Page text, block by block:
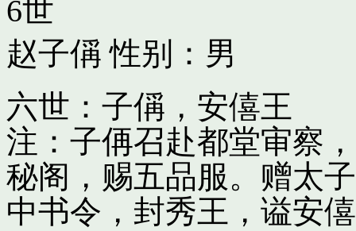
6世
赵子偁 性别：男
六世：子偁，安僖王
注：子侢召赴都堂审察
秘阁，赐五品服。赠太
中书令，封秀王，谥安